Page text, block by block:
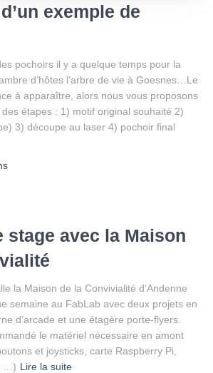
exemple de
pochoirs il y a quelque temps pour la
d’hôtes l’arbre de vie à Goesnes…Le
à apparaître, alors nous vous proposons
étapes : 1) motif original souhaité 2)
3) découpe au laser 4) pochoir final
stage avec la Maison
la Maison de la Convivialité d’Andenne
semaine au FabLab avec deux projets en
d’arcade et une étagère porte-flyers.
le matériel nécessaire en amont
et joysticks, carte Raspberry Pi,
…) Lire la suite